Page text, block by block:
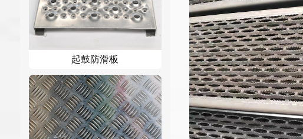
起鼓防滑板